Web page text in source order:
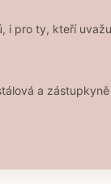
pro ty, kteří
a